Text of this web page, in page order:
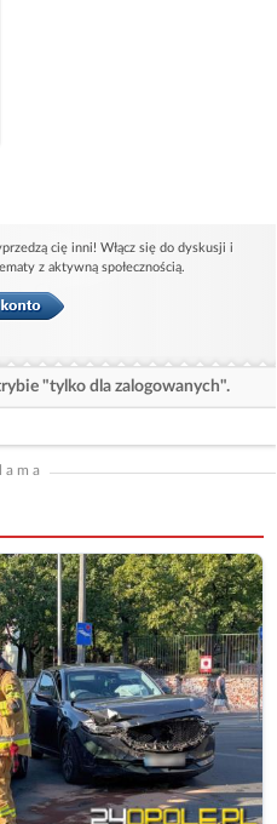
cię inni! Włącz się do dyskusji i
z aktywną społecznością.
"tylko dla zalogowanych".